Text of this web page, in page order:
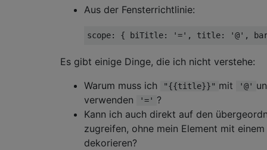
Aus der Fensterrichtlinie:
scope: { biTitle: '=' , title: '@' ,
Es gibt einige Dinge, die ich nicht verstehe:
Warum muss ich
"{{title}}" mit '@'
verwenden
'=' ?
Kann ich auch direkt auf den
zugreifen, ohne mein Element mit
dekorieren?